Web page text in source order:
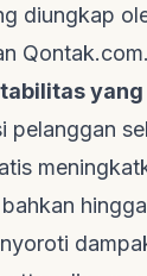
diungkap
Qontak.com.
pelanggan